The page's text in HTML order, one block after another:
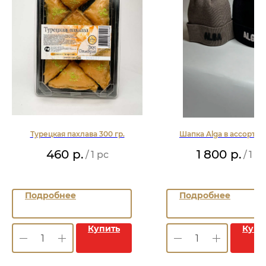
Турецкая пахлава 300 гр.
460 р. /1 pc
Подробнее
Купить
Шапка Alga в
1 800 р. /1 pc
Подробнее